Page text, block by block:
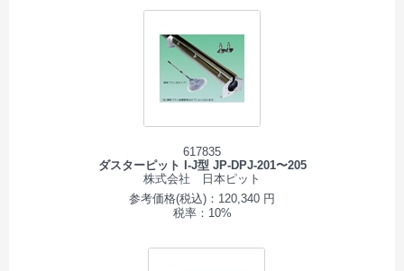
617835
ダスターピット I-J型 JP-DPJ-201〜205
株式会社 日本ピット
参考価格(税込)：120,340 円
税率：10%